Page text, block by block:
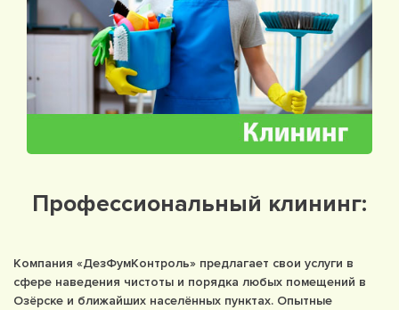
Профессиональный клининг:
Компания «ДезФумКонтроль» предлагает свои услуги в
сфере наведения чистоты и порядка любых помещений в
Озёрске и ближайших населённых пунктах. Опытные